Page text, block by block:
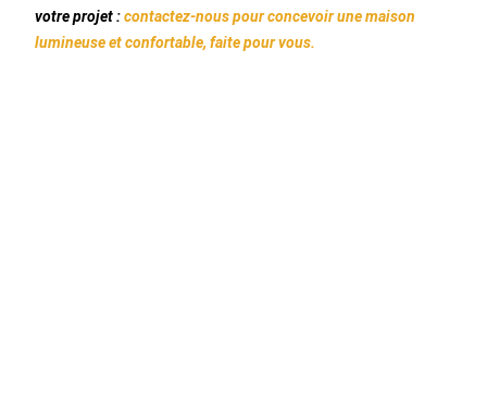
votre projet :contactez-nous pour concevoir une maison
lumineuse et confortable, faite pour vous.